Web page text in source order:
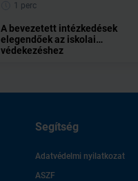
1 perc
A bevezetett intézkedések
elegendőek az iskolai
védekezéshez
Segítség
Adatvédelmi nyilatkozat
ASZF